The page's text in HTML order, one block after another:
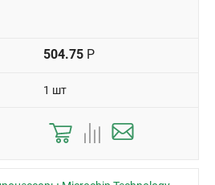
504.75 Р
1 шт